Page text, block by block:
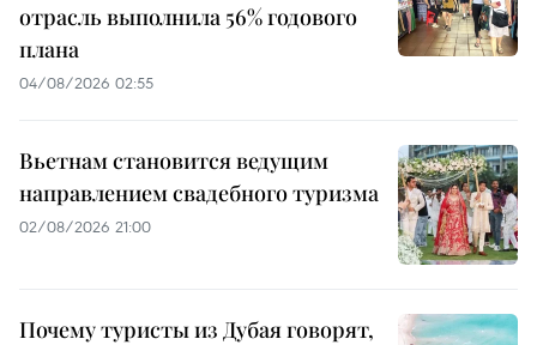
отрасль выполнила 56% годового
плана
04/08/2026 02:55
Вьетнам становится ведущим
направлением свадебного туризма
02/08/2026 21:00
Почему туристы из Дубая говорят,